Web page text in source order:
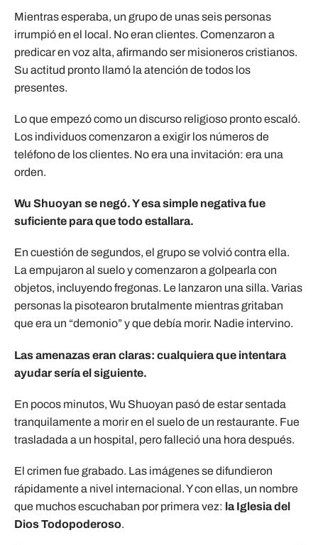
Mientras esperaba, un grupo de unas seis personas
irrumpió en el local. No eran clientes. Comenzaron a
predicar en voz alta, afirmando ser misioneros cristianos.
Su actitud pronto llamó la atención de todos los
presentes.
Lo que empezó como un discurso religioso pronto escaló.
Los individuos comenzaron a exigir los números de
teléfono de los clientes. No era una invitación: era una
orden.
Wu Shuoyan se negó. Y esa simple negativa fue
suficiente para que todo estallara.
En cuestión de segundos, el grupo se volvió contra ella.
La empujaron al suelo y comenzaron a golpearla con
objetos, incluyendo fregonas. Le lanzaron una silla. Varias
personas la pisotearon brutalmente mientras gritaban
que era un “demonio” y que debía morir. Nadie intervino.
Las amenazas eran claras: cualquiera que intentara
ayudar sería el siguiente.
En pocos minutos, Wu Shuoyan pasó de estar sentada
tranquilamente a morir en el suelo de un restaurante. Fue
trasladada a un hospital, pero falleció una hora después.
El crimen fue grabado. Las imágenes se difundieron
rápidamente a nivel internacional. Y con ellas, un nombre
que muchos escuchaban por primera vez: la Iglesia del
Dios Todopoderoso.